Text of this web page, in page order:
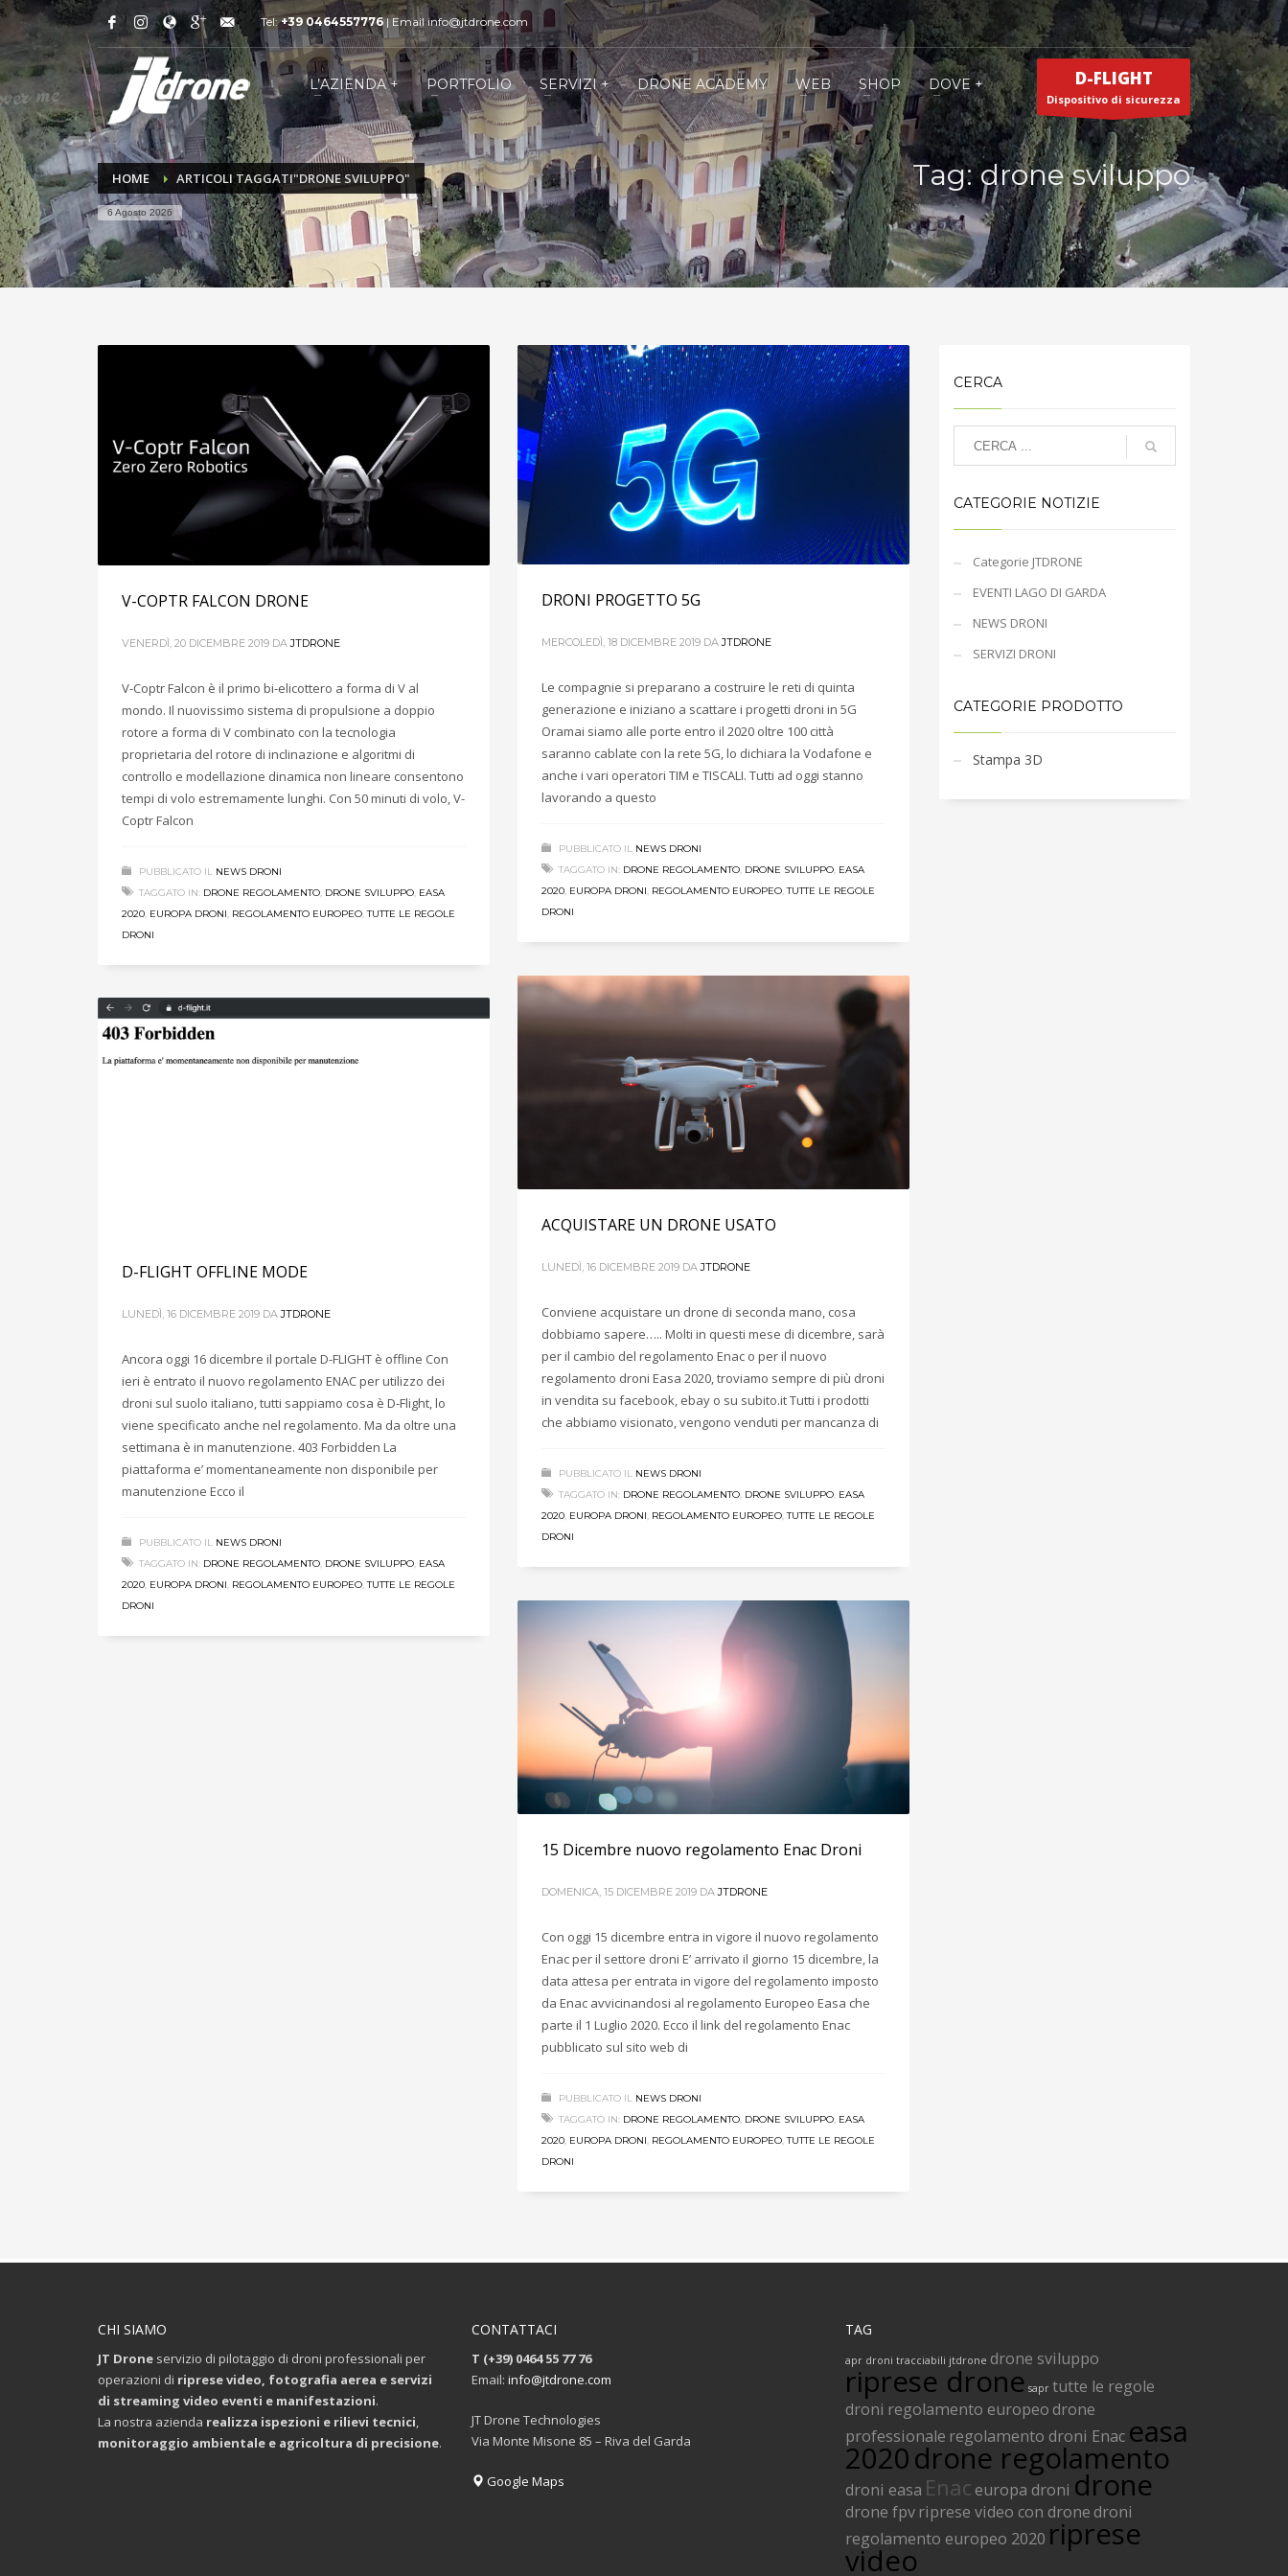
Tel:+39 0464557776| Email info@jtdrone.com
L’AZIENDA + PORTFOLIO SERVIZI + DRONE ACADEMY WEB SHOP DOVE + D-FLIGHT
Dispositivo di sicurezza
HOME ARTICOLI TAGGATI"DRONE SVILUPPO"
6 Agosto 2026
Tag: drone sviluppo
V-COPTR FALCON DRONE
VENERDÌ, 20 DICEMBRE 2019 DAJTDRONE
V-Coptr Falcon è il primo bi-elicottero a forma di V al
mondo. Il nuovissimo sistema di propulsione a doppio
rotore a forma di V combinato con la tecnologia
proprietaria del rotore di inclinazione e algoritmi di
controllo e modellazione dinamica non lineare consentono
tempi di volo estremamente lunghi. Con 50 minuti di volo, V-
Coptr Falcon
PUBBLICATO IL NEWS DRONI
TAGGATO IN: DRONE REGOLAMENTO, DRONE SVILUPPO, EASA
2020, EUROPA DRONI, REGOLAMENTO EUROPEO,TUTTE LE REGOLE
DRONI
DRONI PROGETTO 5G
MERCOLEDÌ, 18 DICEMBRE 2019 DAJTDRONE
Le compagnie si preparano a costruire le reti di quinta
generazione e iniziano a scattare i progetti droni in 5G
Oramai siamo alle porte entro il 2020 oltre 100 città
saranno cablate con la rete 5G, lo dichiara la Vodafone e
anche i vari operatori TIM e TISCALI. Tutti ad oggi stanno
lavorando a questo
PUBBLICATO IL NEWS DRONI
TAGGATO IN: DRONE REGOLAMENTO, DRONE SVILUPPO, EASA
2020, EUROPA DRONI, REGOLAMENTO EUROPEO,TUTTE LE REGOLE
DRONI
ACQUISTARE UN DRONE USATO
LUNEDÌ, 16 DICEMBRE 2019 DAJTDRONE
Conviene acquistare un drone di seconda mano, cosa
dobbiamo sapere….. Molti in questi mese di dicembre, sarà
per il cambio del regolamento Enac o per il nuovo
regolamento droni Easa 2020, troviamo sempre di più droni
in vendita su facebook, ebay o su subito.it Tutti i prodotti
che abbiamo visionato, vengono venduti per mancanza di
PUBBLICATO IL NEWS DRONI
TAGGATO IN: DRONE REGOLAMENTO, DRONE SVILUPPO, EASA
2020, EUROPA DRONI, REGOLAMENTO EUROPEO,TUTTE LE REGOLE
DRONI
D-FLIGHT OFFLINE MODE
LUNEDÌ, 16 DICEMBRE 2019 DAJTDRONE
Ancora oggi 16 dicembre il portale D-FLIGHT è offline Con
ieri è entrato il nuovo regolamento ENAC per utilizzo dei
droni sul suolo italiano, tutti sappiamo cosa è D-Flight, lo
viene specificato anche nel regolamento. Ma da oltre una
settimana è in manutenzione. 403 Forbidden La
piattaforma e’ momentaneamente non disponibile per
manutenzione Ecco il
PUBBLICATO IL NEWS DRONI
TAGGATO IN: DRONE REGOLAMENTO, DRONE SVILUPPO, EASA
2020, EUROPA DRONI, REGOLAMENTO EUROPEO,TUTTE LE REGOLE
DRONI
15 Dicembre nuovo regolamento Enac Droni
DOMENICA, 15 DICEMBRE 2019 DAJTDRONE
Con oggi 15 dicembre entra in vigore il nuovo regolamento
Enac per il settore droni E’ arrivato il giorno 15 dicembre, la
data attesa per entrata in vigore del regolamento imposto
da Enac avvicinandosi al regolamento Europeo Easa che
parte il 1 Luglio 2020. Ecco il link del regolamento Enac
pubblicato sul sito web di
PUBBLICATO IL NEWS DRONI
TAGGATO IN: DRONE REGOLAMENTO, DRONE SVILUPPO, EASA
2020, EUROPA DRONI, REGOLAMENTO EUROPEO,TUTTE LE REGOLE
DRONI
CERCA
CATEGORIE NOTIZIE
Categorie JTDRONE
EVENTI LAGO DI GARDA
NEWS DRONI
SERVIZI DRONI
CATEGORIE PRODOTTO
Stampa 3D
CHI SIAMO
JT Drone servizio di pilotaggio di droni professionali per
operazioni di riprese video, fotografia aerea e servizi
di streaming video eventi e manifestazioni.
La nostra azienda realizza ispezioni e rilievi tecnici,
monitoraggio ambientale e agricoltura di precisione.
CONTATTACI
T (+39) 0464 55 77 76
Email: info@jtdrone.com
JT Drone Technologies
Via Monte Misone 85 – Riva del Garda
Google Maps
TAG
apr droni tracciabili jtdrone drone sviluppo
riprese drone sapr tutte le regole
droni regolamento europeodrone
professionale regolamento droni Enac easa
2020drone regolamento
droni easa Enac europa droni drone
drone fpvriprese video con dronedroni
regolamento europeo 2020 riprese
video